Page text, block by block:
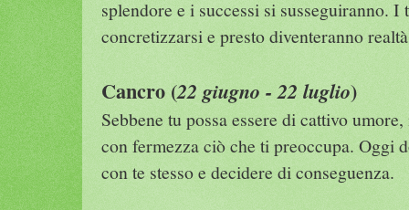
splendore e i successi si susseguiranno.
concretizzarsi e presto diventeranno
Cancro (22 giugno - 22 luglio)
Sebbene tu possa essere di cattivo
con fermezza ciò che ti preoccupa. Oggi
con te stesso e decidere di conseguenza.